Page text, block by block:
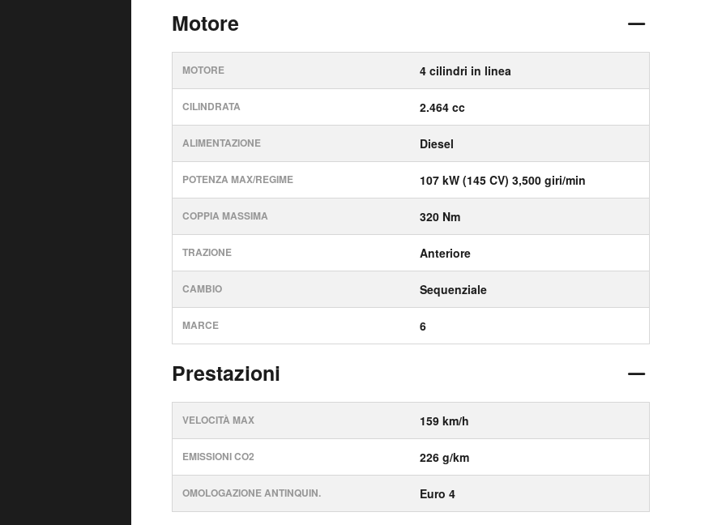
Motore
MOTORE 4 cilindri in linea
CILINDRATA 2.464 cc
ALIMENTAZIONE Diesel
POTENZA MAX/REGIME 107 kW (145 CV) 3,500 giri/min
COPPIA MASSIMA 320 Nm
TRAZIONE Anteriore
CAMBIO Sequenziale
MARCE 6
Prestazioni
VELOCITÀ MAX 159 km/h
EMISSIONI CO2 226 g/km
OMOLOGAZIONE ANTINQUIN. Euro 4